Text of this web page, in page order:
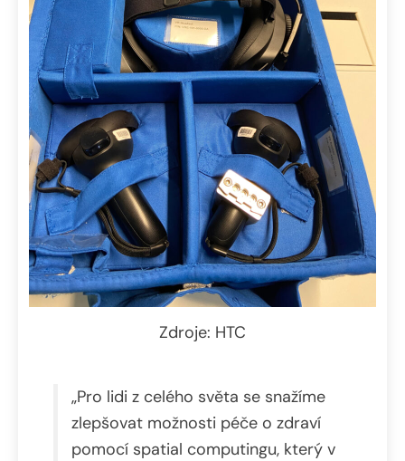
Zdroje: HTC
„Pro lidi z celého světa se snažíme
zlepšovat možnosti péče o zdraví
pomocí spatial computingu, který v